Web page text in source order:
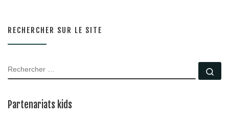
RECHERCHER SUR LE SITE
RECHERCHER
Partenariats kids